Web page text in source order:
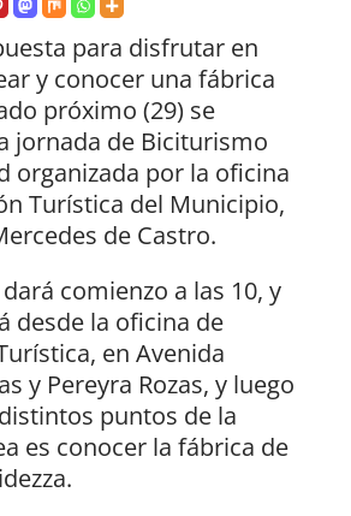
para disfrutar en
y conocer una fábrica
próximo (29) se
jornada de Biciturismo
organizada por la oficina
Turística del Municipio,
de Castro.
comienzo a las 10, y
desde la oficina de
en Avenida
y Pereyra Rozas, y luego
puntos de la
es conocer la fábrica de